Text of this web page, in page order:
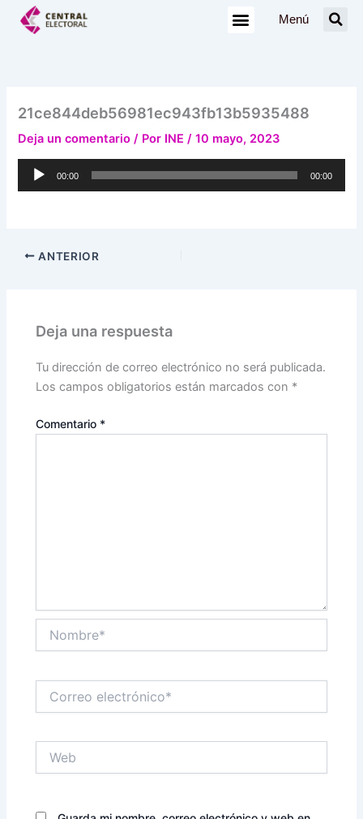
Menú
21ce844deb56981ec943fb13b5935488
Deja un comentario / Por INE/10 mayo, 2023
Reproductor
00:00 00:00
ANTERIOR
Deja una respuesta
Tu dirección de correo electrónico no será publicada.
Los campos obligatorios están marcados con *
Comentario *
electrónico*